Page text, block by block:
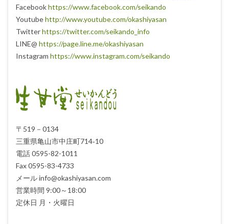
Facebookhttps://www.facebook.com/seikando
Youtubehttp://www.youtube.com/okashiyasan
Twitterhttps://twitter.com/seikando_info
LINE@ https://page.line.me/okashiyasan
Instagram https://www.instagram.com/seikando
〒519－0134
三重県亀山市中庄町714‐10
電話 0595-82-1011
Fax 0595-83-4733
メール info@okashiyasan.com
営業時間 9:00～18:00
定休日 月・火曜日